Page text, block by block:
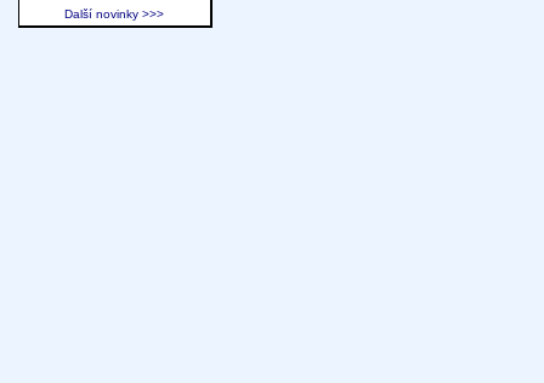
Další novinky >>>